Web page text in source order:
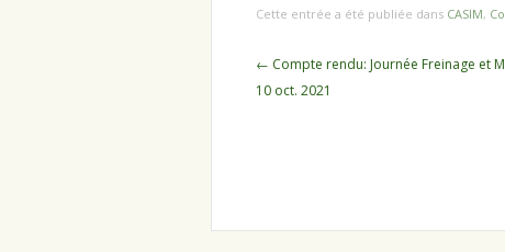
Cette entrée a été publiée dans CASIM,
Navigation
des
← Compte rendu: Journée Freinage et
10 oct. 2021